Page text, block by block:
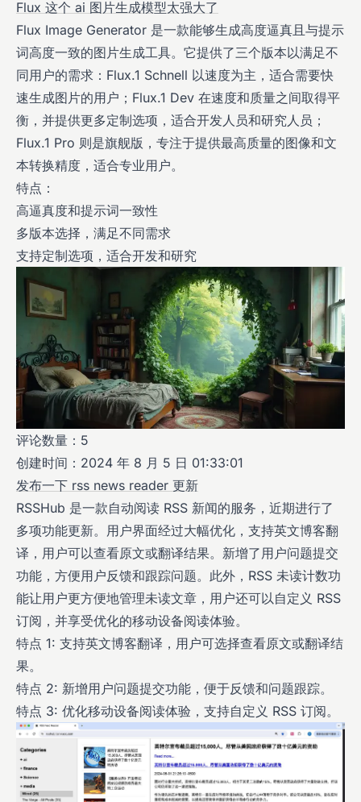
Flux 这个 ai 图片生成模型太强大了
Flux Image Generator 是一款能够生成高度逼真且与提示
词高度一致的图片生成工具。它提供了三个版本以满足不
同用户的需求：Flux.1 Schnell 以速度为主，适合需要快
速生成图片的用户；Flux.1 Dev 在速度和质量之间取得平
衡，并提供更多定制选项，适合开发人员和研究人员；
Flux.1 Pro 则是旗舰版，专注于提供最高质量的图像和文
本转换精度，适合专业用户。
特点：
高逼真度和提示词一致性
多版本选择，满足不同需求
支持定制选项，适合开发和研究
评论数量：5
创建时间：2024 年 8 月 5 日 01:33:01
发布一下 rss news reader 更新
RSSHub 是一款自动阅读 RSS 新闻的服务，近期进行了
多项功能更新。用户界面经过大幅优化，支持英文博客翻
译，用户可以查看原文或翻译结果。新增了用户问题提交
功能，方便用户反馈和跟踪问题。此外，RSS 未读计数功
能让用户更方便地管理未读文章，用户还可以自定义 RSS
订阅，并享受优化的移动设备阅读体验。
特点 1: 支持英文博客翻译，用户可选择查看原文或翻译结
果。
特点 2: 新增用户问题提交功能，便于反馈和问题跟踪。
特点 3: 优化移动设备阅读体验，支持自定义 RSS 订阅。